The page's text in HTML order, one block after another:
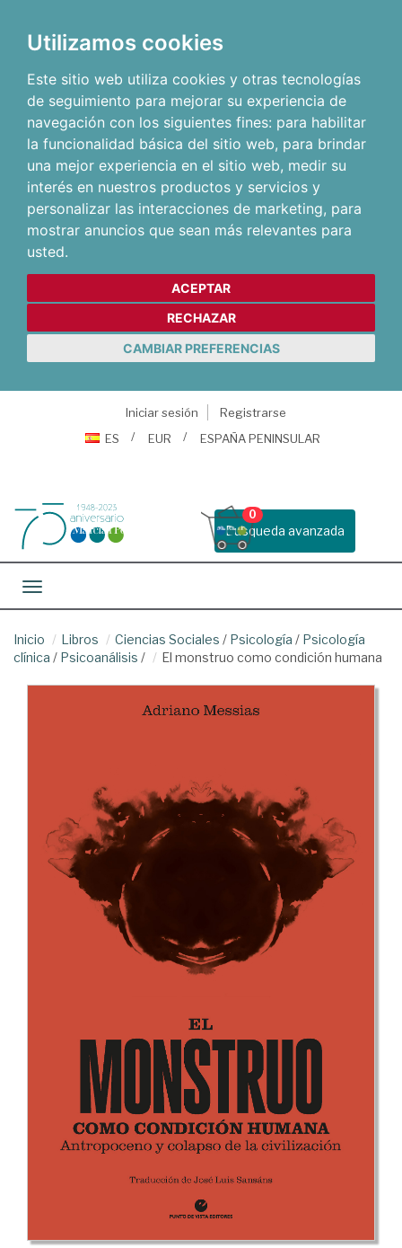
Utilizamos cookies
Este sitio web utiliza cookies y otras tecnologías
de seguimiento para mejorar su experiencia de
navegación con los siguientes fines: para habilitar
la funcionalidad básica del sitio web, para brindar
una mejor experiencia en el sitio web, medir su
interés en nuestros productos y servicios y
personalizar las interacciones de marketing, para
mostrar anuncios que sean más relevantes para
usted.
ACEPTAR
RECHAZAR
CAMBIAR PREFERENCIAS
Iniciar sesión
Registrarse
ES
EUR ESPAÑA PENINSULAR
Busqueda avanzada
0
Toggle navigation
Inicio Libros Ciencias Sociales / Psicología / Psicología
clínica / Psicoanálisis / El monstruo como condición humana